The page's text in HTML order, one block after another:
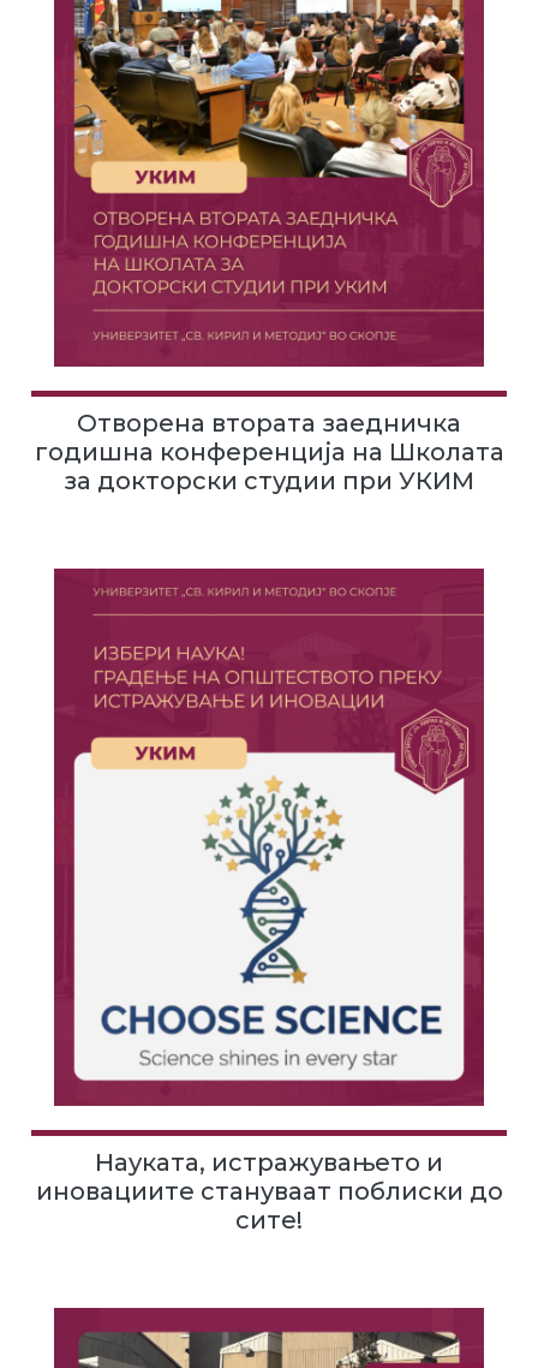
Отворена втората заедничка
годишна конференција на Школата
за докторски студии при УКИМ
Науката, истражувањето и
иновациите стануваат поблиски до
сите!